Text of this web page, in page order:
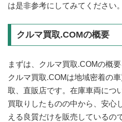
は是非参考にしてみてください。
クルマ買取.COMの概要
まずは、クルマ買取.COMの概
クルマ買取.COMは地域密着の
取、直販店です。在庫車両につ
買取りしたものの中から、安心
える良質だけを販売しているの